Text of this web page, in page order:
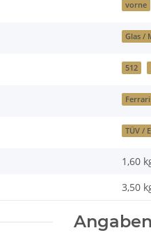
vorne
Glas /
512
Ferrari
TÜV /
1,60
3,50